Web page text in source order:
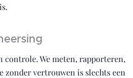
controle. We meten, rapporteren,
zonder vertrouwen is slechts een